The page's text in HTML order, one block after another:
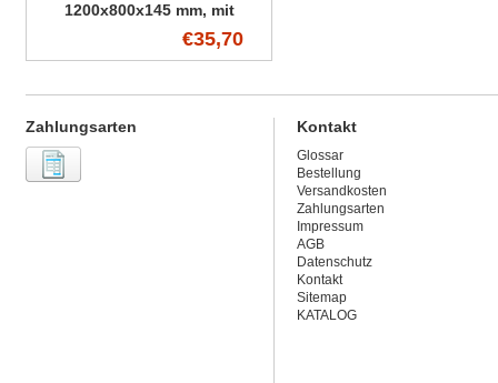
1200x800x145 mm, mit
verstärkten Füße€35,70
Zahlungsarten Kontakt
Glossar
Bestellung
Versandkosten
Zahlungsarten
Impressum
AGB
Datenschutz
Kontakt
Sitemap
KATALOG